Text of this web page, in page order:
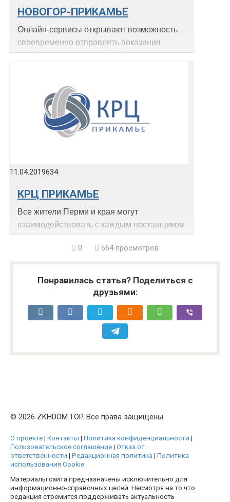
НОВОГОР-ПРИКАМЬЕ
Онлайн-сервисы открывают возможность
своевременно отправлять показания
счётчиков и вносить оплату за услуги.
11.04.2019634
КРЦ ПРИКАМЬЕ
Все жители Перми и края могут
взаимодействовать с каждым поставщиком
услуг не напрямую, а через…
0 664 просмотров
Понравилась статья? Поделиться с
друзьями:
© 2026 ZKHDOM.TOP. Все права защищены.
О проекте| Контакты | Политика конфиденциальности |
Пользовательское соглашение| Отказ от
ответственности | Редакционная политика | Политика
использования Cookie
Материалы сайта предназначены исключительно для
информационно-справочных целей. Несмотря на то что
редакция стремится поддерживать актуальность